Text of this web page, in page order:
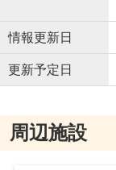
情報更新日
更新予定日
周辺施設